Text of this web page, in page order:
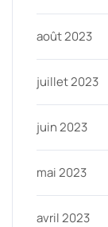
août 2023
juillet 2023
juin 2023
mai 2023
avril 2023